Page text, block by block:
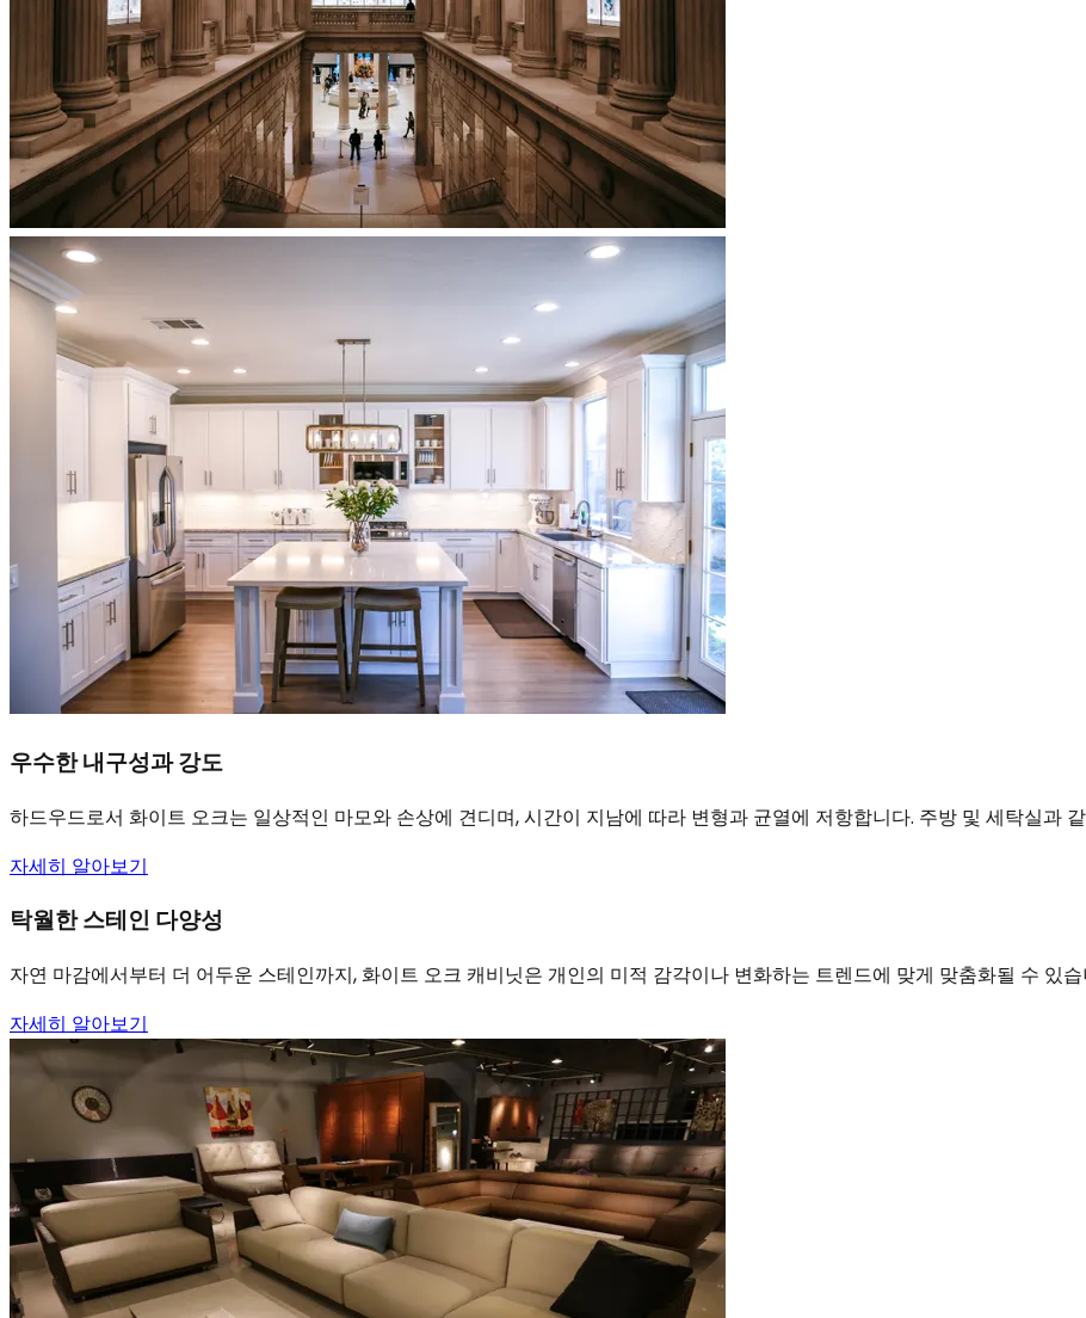
우수한 내구성과 강도
하드우드로서 화이트 오크는 일상적인 마모와 손상에 견디며, 시간이 지남에 따라 변형과 균열에 저항합니다. 주방 및 세탁실과
자세히 알아보기
탁월한 스테인 다양성
자연 마감에서부터 더 어두운 스테인까지, 화이트 오크 캐비닛은 개인의 미적 감각이나 변화하는 트렌드에 맞게 맞춤화될 수 있습
자세히 알아보기